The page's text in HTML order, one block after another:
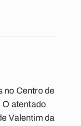
no Centro de
O atentado
Valentim da